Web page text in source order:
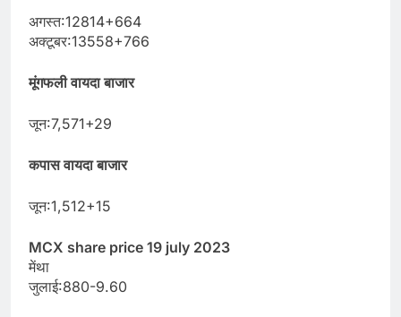
अगस्त:12814+664
अक्टूबर:13558+766
मूंगफली वायदा बाजार
जून:7,571+29
कपास वायदा बाजार
जून:1,512+15
MCX share price 19 july 2023
मेंथा
जुलाई:880-9.60